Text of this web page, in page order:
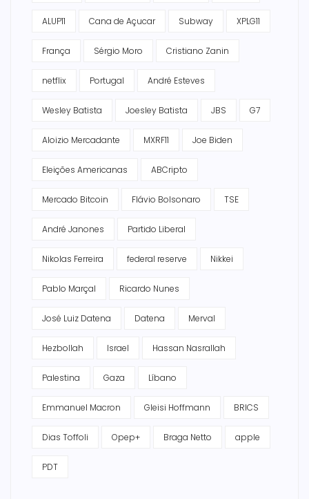
ALUP11 Cana de Açucar Subway XPLG11
França Sérgio Moro Cristiano Zanin
netflix Portugal André Esteves
Wesley Batista Joesley Batista JBS G7
Aloizio Mercadante MXRF11 Joe Biden
Eleições Americanas ABCripto
Mercado Bitcoin Flávio Bolsonaro TSE
André Janones Partido Liberal
Nikolas Ferreira federal reserve Nikkei
Pablo Marçal Ricardo Nunes
José Luiz Datena Datena Merval
Hezbollah Israel Hassan Nasrallah
Palestina Gaza Líbano
Emmanuel Macron Gleisi Hoffmann BRICS
Dias Toffoli Opep+ Braga Netto apple
PDT